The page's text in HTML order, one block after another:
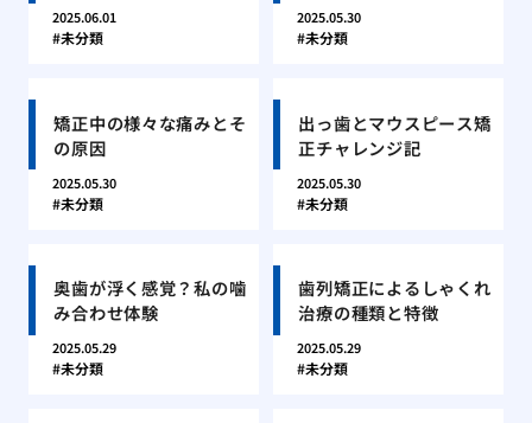
2025.06.01
未分類
2025.05.30
未分類
矯正中の様々な痛みとそ
の原因
2025.05.30
未分類
出っ歯とマウスピース矯
正チャレンジ記
2025.05.30
未分類
奥歯が浮く感覚？私の噛
み合わせ体験
2025.05.29
未分類
歯列矯正によるしゃくれ
治療の種類と特徴
2025.05.29
未分類